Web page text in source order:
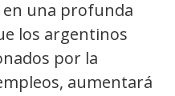
en una profunda
los argentinos
por la
aumentará